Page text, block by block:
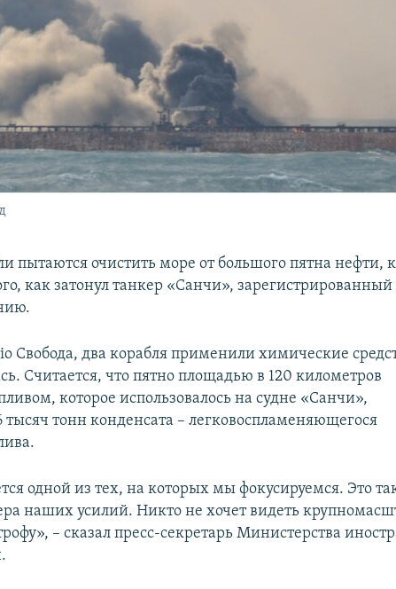
пытаются очистить море от большого пятна нефти,
как затонул танкер «Санчи», зарегистрированный
Свобода, два корабля применили химические
Считается, что пятно площадью в 120 километров
которое использовалось на судне «Санчи»,
тысяч тонн конденсата – легковоспламеняющегося
одной из тех, на которых мы фокусируемся. Это
наших усилий. Никто не хочет видеть
– сказал пресс-секретарь Министерства